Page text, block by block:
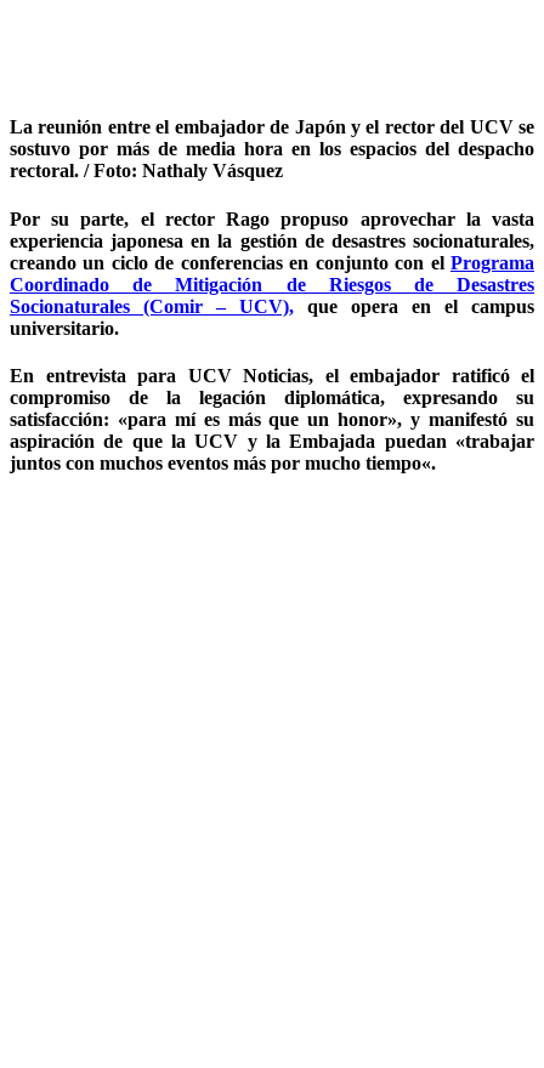
La reunión entre el embajador de Japón y el rector del UCV se
sostuvo por más de media hora en los espacios del despacho
rectoral. / Foto: Nathaly Vásquez
Por su parte, el rector Rago propuso aprovechar la vasta
experiencia japonesa en la gestión de desastres socionaturales,
creando un ciclo de conferencias en conjunto con el Programa
Coordinado de Mitigación de Riesgos de Desastres
Socionaturales (Comir – UCV), que opera en el campus
universitario.
En entrevista para UCV Noticias, el embajador ratificó el
compromiso de la legación diplomática, expresando su
satisfacción: «para mí es más que un honor», y manifestó su
aspiración de que la UCV y la Embajada puedan «trabajar
juntos con muchos eventos más por mucho tiempo«.